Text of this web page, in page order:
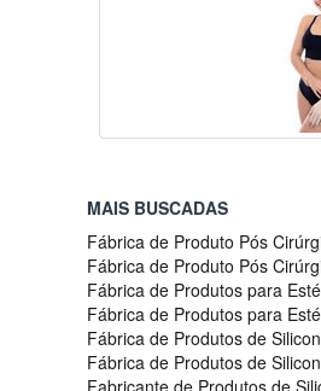
MAIS BUSCADAS
Fábrica de Produto Pós
Fábrica de Produto Pós
Fábrica de Produtos para
Fábrica de Produtos para
Fábrica de Produtos de
Fábrica de Produtos de
Fabricante de Produtos de